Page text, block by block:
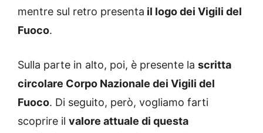
mentre sul retro presenta il logo dei Vigili del
Fuoco.
Sulla parte in alto, poi, è presente la scritta
circolare Corpo Nazionale dei Vigili del
Fuoco. Di seguito, però, vogliamo farti
scoprire il valore attuale di questa